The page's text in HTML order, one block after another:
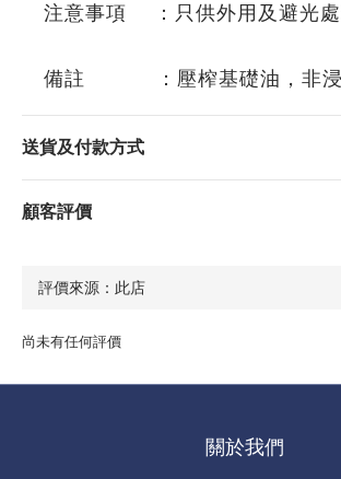
注意事項 ：只供外用及避光
備註 ：壓榨基礎油，非浸
送貨及付款方式
顧客評價
尚未有任何評價
關於我們